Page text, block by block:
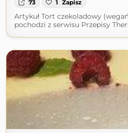
73 1 Zapisz
Artykuł Tort czekoladowy
pochodzi z serwisu Przepisy